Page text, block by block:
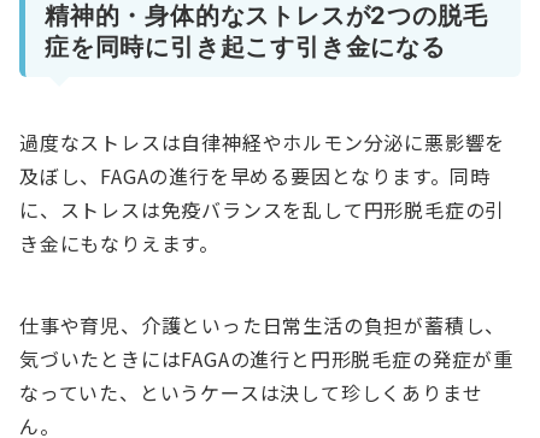
精神的・身体的なストレスが2つの脱毛
症を同時に引き起こす引き金になる
過度なストレスは自律神経やホルモン分泌に悪影響を
及ぼし、FAGAの進行を早める要因となります。同時
に、ストレスは免疫バランスを乱して円形脱毛症の引
き金にもなりえます。
仕事や育児、介護といった日常生活の負担が蓄積し、
気づいたときにはFAGAの進行と円形脱毛症の発症が重
なっていた、というケースは決して珍しくありませ
ん。